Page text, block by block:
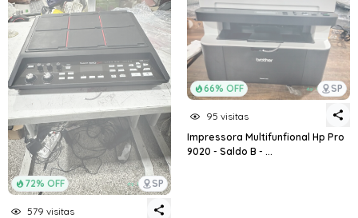
72% OFF SP
579 visitas
66% OFF SP
95 visitas
Impressora Multifunfional Hp Pro
9020 - Saldo B - ...